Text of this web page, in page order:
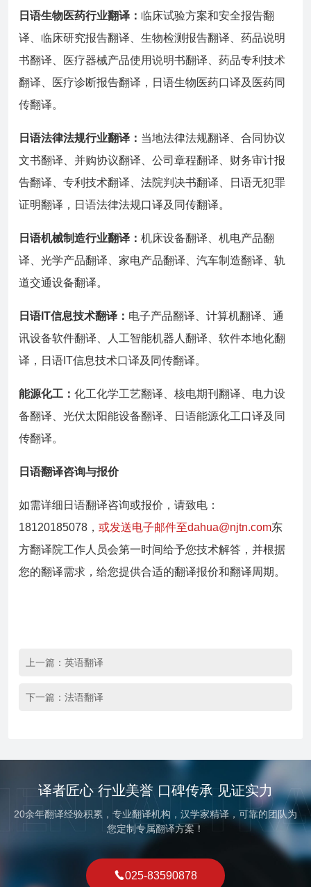
日语生物医药行业翻译： 临床试验方案和安全报告翻
译、临床研究报告翻译、生物检测报告翻译、药品说明
书翻译、医疗器械产品使用说明书翻译、药品专利技术
翻译、医疗诊断报告翻译，日语生物医药口译及医药同
传翻译。
日语法律法规行业翻译： 当地法律法规翻译、合同协议
文书翻译、并购协议翻译、公司章程翻译、财务审计报
告翻译、专利技术翻译、法院判决书翻译、日语无犯罪
证明翻译，日语法律法规口译及同传翻译。
日语机械制造行业翻译： 机床设备翻译、机电产品翻
译、光学产品翻译、家电产品翻译、汽车制造翻译、轨
道交通设备翻译。
日语IT信息技术翻译： 电子产品翻译、计算机翻译、通
讯设备软件翻译、人工智能机器人翻译、软件本地化翻
译，日语IT信息技术口译及同传翻译。
能源化工： 化工化学工艺翻译、核电期刊翻译、电力设
备翻译、光伏太阳能设备翻译、日语能源化工口译及同
传翻译。
日语翻译咨询与报价
如需详细日语翻译咨询或报价，请致电：
18120185078， 或发送电子邮件至dahua@njtn.com东
方翻译院工作人员会第一时间给予您技术解答，并根据
您的翻译需求，给您提供合适的翻译报价和翻译周期。
上一篇： 英语翻译
下一篇： 法语翻译
译者匠心 行业美誉 口碑传承 见证实力
20余年翻译经验积累，专业翻译机构，汉学家精译，可靠的团队为
您定制专属翻译方案！
025-83590878